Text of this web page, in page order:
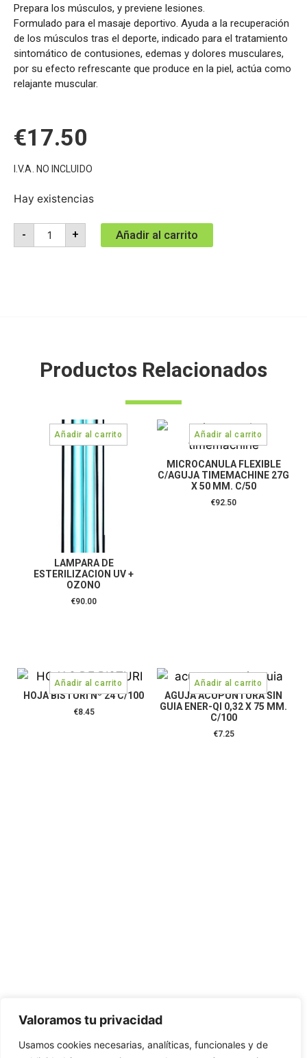
Valoramos tu privacidad
Usamos cookies necesarias, analíticas, funcionales y de
Prepara los músculos, y previene lesiones.
Formulado para el masaje deportivo. Ayuda a la recuperación
de los músculos tras el deporte, indicado para el tratamiento
sintomático de contusiones, edemas y dolores musculares,
por su efecto refrescante que produce en la piel, actúa como
relajante muscular.
€17.50
I.V.A. NO INCLUIDO
Hay existencias
- + Añadir al carrito
Productos Relacionados
LAMPARA DE
ESTERILIZACION UV +
OZONO
€90.00
MICROCANULA FLEXIBLE
C/AGUJA TIMEMACHINE 27G
X 50 MM. C/50
€92.50
HOJA BISTURI Nº 24 C/100
€8.45
AGUJA ACUPUNTURA SIN
GUIA ENER-QI 0,32 X 75 MM.
C/100
€7.25
contacto@elbotiquinsuministrossanitarios.com